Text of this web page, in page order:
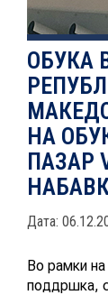
ПРОЕКТИ
УСЛУГИ
КАТАЛОГ НА
ПОВИЦИ
ОБУКА
НА
ПАЗАР
Дата:
Во рамки
поддршка,